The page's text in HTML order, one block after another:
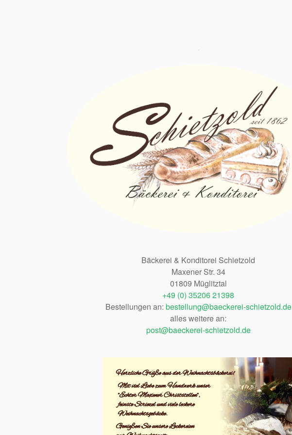
Bäckerei & Konditorei Schietzold
Maxener Str. 34
01809 Müglitztal
+49 (0) 35206 21398
Bestellungen an: bestellung@baeckerei-schietzold.de
alles weitere an:
post@baeckerei-schietzold.de